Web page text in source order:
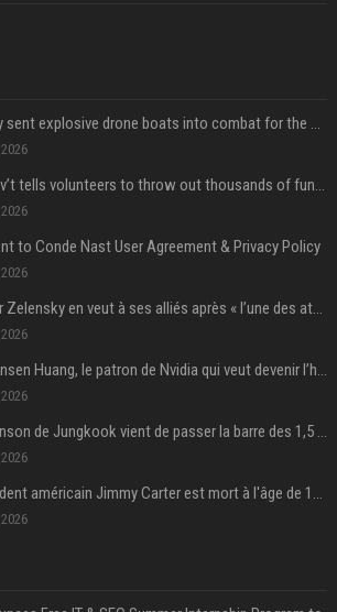
US military sent explosive drone boats into combat for the first time
Aussie gov’t tells volunteers to throw out thousands of functioning test routers
to Conde Nast User Agreement & Privacy Policy
Volodymyr Zelensky en veut à ses alliés après « l’une des attaques les plus tragiques » de la Russie à Kiev
Qui est Jensen Huang, le patron de Nvidia qui veut devenir l’homme fort de l’intelligence artificielle ?
Cette chanson de Jungkook vient de passer la barre des 1,5 milliard de streams... Et vous la connaissez sans le savoir !
L'ex-président américain Jimmy Carter est mort à l'âge de 100 ans